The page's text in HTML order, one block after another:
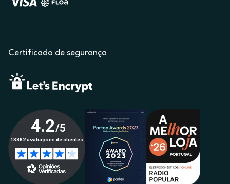
Certificado de segurança